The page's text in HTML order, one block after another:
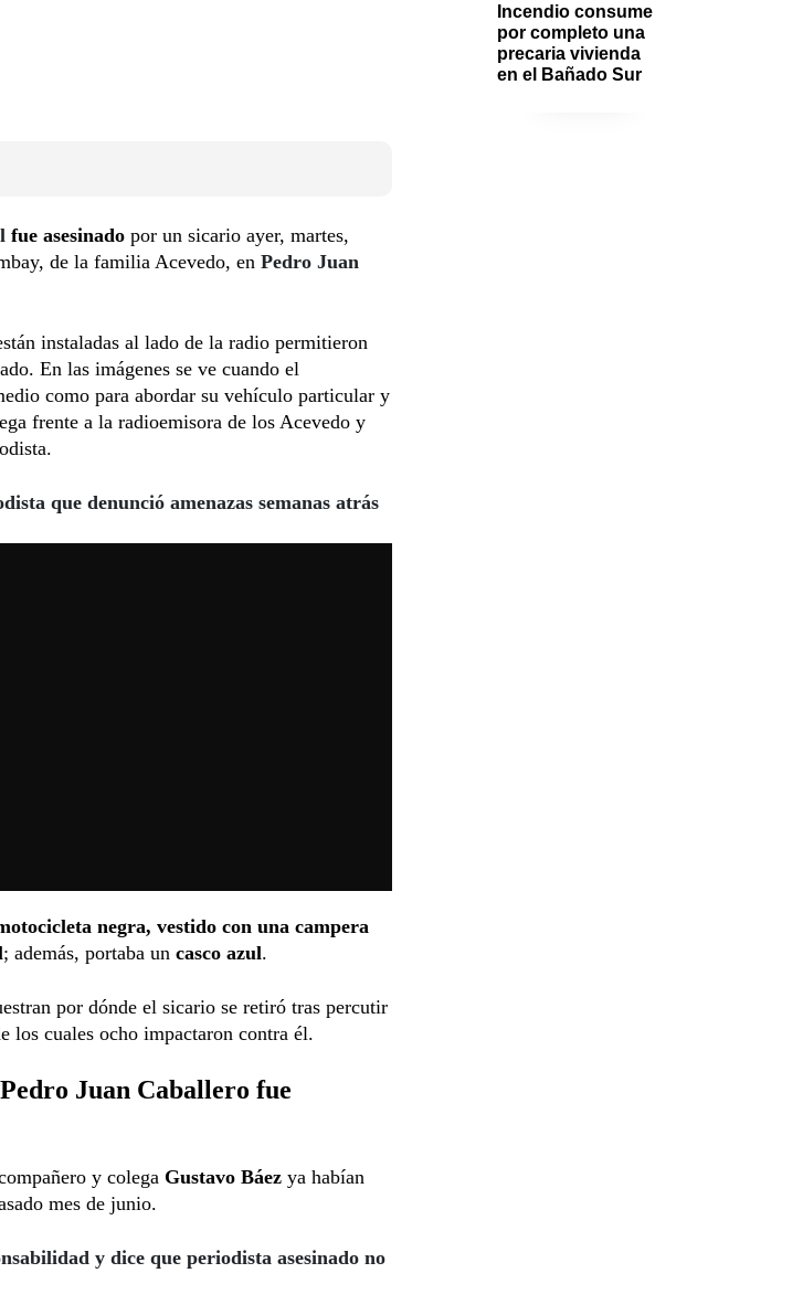
Incendio consume
por completo una
precaria vivienda
en el Bañado Sur
fue asesinado por un sicario ayer, martes,
de la familia Acevedo, en Pedro Juan
instaladas al lado de la radio permitieron
En las imágenes se ve cuando el
como para abordar su vehículo particular y
frente a la radioemisora de los Acevedo y
que denunció amenazas semanas atrás
negra, vestido con una campera
; además, portaba un casco azul.
por dónde el sicario se retiró tras percutir
los cuales ocho impactaron contra él.
Juan Caballero fue
y colega Gustavo Báez ya habían
mes de junio.
y dice que periodista asesinado no